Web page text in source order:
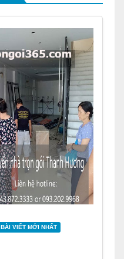
BÀI VIẾT MỚI NHẤT